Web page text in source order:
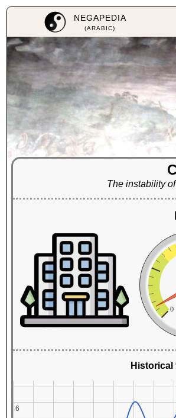
NEGAPEDIA
(ARABIC)
The instability
0
Historical
6
6